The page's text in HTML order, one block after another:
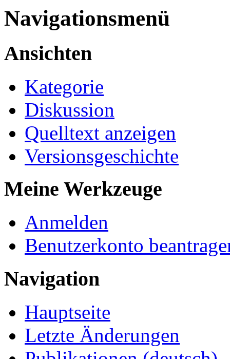
Navigationsmenü
Ansichten
Kategorie
Diskussion
Quelltext anzeigen
Versionsgeschichte
Meine Werkzeuge
Anmelden
Benutzerkonto
Navigation
Hauptseite
Letzte Änderungen